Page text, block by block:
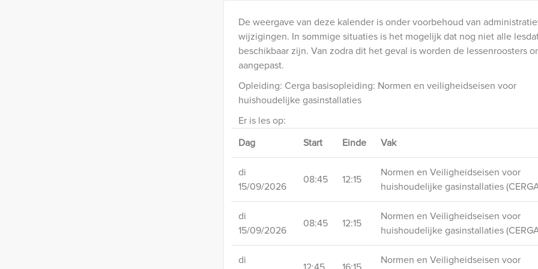
De weergave van deze kalender is onder voorbehoud van
wijzigingen. In sommige situaties is het mogelijk dat nog niet alle
beschikbaar zijn. Van zodra dit het geval is worden de lessenroosters
aangepast.
Opleiding: Cerga basisopleiding: Normen en veiligheidseisen voor
huishoudelijke gasinstallaties
Er is les op:
Dag
Start Einde Vak
di
15/09/2026
08:45 12:15
Normen en Veiligheidseisen voor
huishoudelijke gasinstallaties
di
15/09/2026
08:45 12:15
Normen en Veiligheidseisen voor
huishoudelijke gasinstallaties
di
Normen en Veiligheidseisen voor